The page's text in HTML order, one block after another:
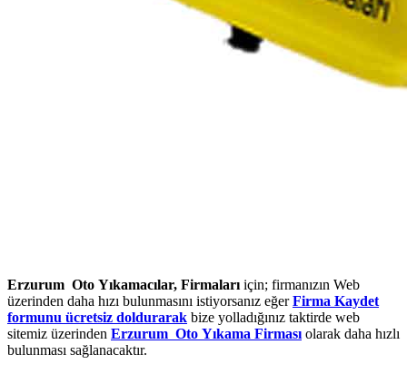
Erzurum Oto Yıkamacılar, Firmalarıiçin; firmanızın Web
üzerinden daha hızı bulunmasını istiyorsanız eğerFirma Kaydet
formunu ücretsiz doldurarak bize yolladığınız taktirde web
sitemiz üzerinden Erzurum Oto Yıkama Firmasıolarak daha hızlı
bulunması sağlanacaktır.